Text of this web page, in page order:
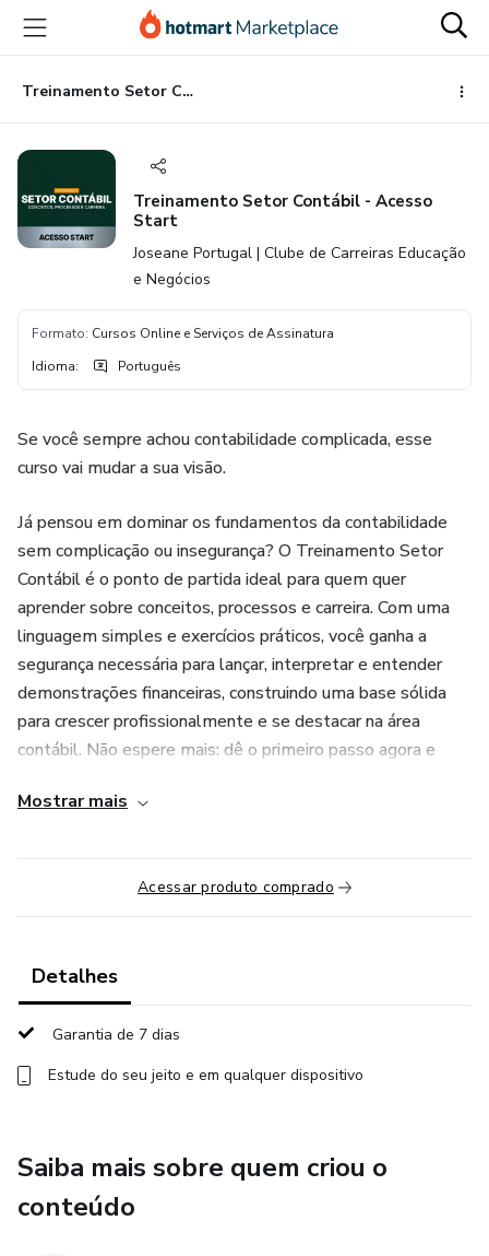
para
conteúdo
principal
para
pagamento
para
rodapé
Treinamento Setor Contábil - Acesso Start
Treinamento Setor Contábil - Acesso
Start
Joseane Portugal | Clube de Carreiras Educação
e Negócios
Formato: Cursos Online e Serviços de Assinatura
Idioma: Português
Se você sempre achou contabilidade complicada, esse
curso vai mudar a sua visão.
Já pensou em dominar os fundamentos da contabilidade
sem complicação ou insegurança? O Treinamento Setor
Contábil é o ponto de partida ideal para quem quer
aprender sobre conceitos, processos e carreira. Com uma
linguagem simples e exercícios práticos, você ganha a
segurança necessária para lançar, interpretar e entender
demonstrações financeiras, construindo uma base sólida
para crescer profissionalmente e se destacar na área
contábil. Não espere mais: dê o primeiro passo agora e
fácil e assertiva!
Mostrar mais
Acessar produto comprado
Detalhes
Garantia de 7 dias
Estude do seu jeito e em qualquer dispositivo
Saiba mais sobre quem criou o
conteúdo